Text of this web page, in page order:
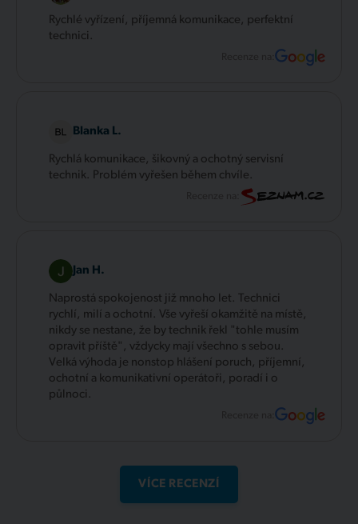
Rychlé vyřízení, příjemná komunikace, perfektní
technici.
Recenze na:
Blanka L.
Rychlá komunikace, šikovný a ochotný servisní
technik. Problém vyřešen během chvíle.
Jan H.
Naprostá spokojenost již mnoho let. Technici
rychlí, milí a ochotní. Vše vyřeší okamžitě na místě,
nikdy se nestane, že by technik řekl "tohle musím
opravit příště", vždycky mají všechno s sebou.
Velká výhoda je nonstop hlášení poruch, příjemní,
ochotní a komunikativní operátoři, poradí i o
půlnoci.
Recenze na:
VÍCE RECENZÍ